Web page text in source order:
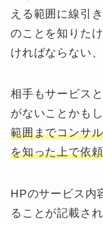
える範囲に線引
のことを知りた
ければならない
相手もサービス
がないことかも
範囲までコンサ
を知った上で依
HPのサービス内
ることが記載さ